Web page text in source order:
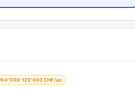
60'000–120'000 CHF/an